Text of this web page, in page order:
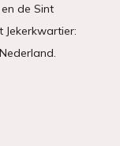
de Sint
Jekerkwartier: